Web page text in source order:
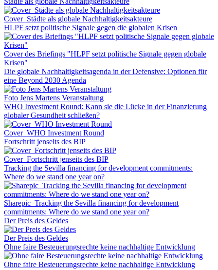
Cover_Städte als globale Nachhaltigkeitsakteure
HLPF setzt politische Signale gegen die globalen Krisen
Cover des Briefings "HLPF setzt politische Signale gegen globale
Krisen"
Die globale Nachhaltigkeitsagenda in der Defensive: Optionen für
eine Beyond 2030 Agenda
Foto Jens Martens Veranstaltung
WHO Investment Round: Kann sie die Lücke in der Finanzierung
globaler Gesundheit schließen?
Cover_WHO Investment Round
Fortschritt jenseits des BIP
Cover_Fortschritt jenseits des BIP
Tracking the Sevilla financing for development commitments:
Where do we stand one year on?
Sharepic_Tracking the Sevilla financing for development
commitments: Where do we stand one year on?
Der Preis des Geldes
Der Preis des Geldes
Ohne faire Besteuerungsrechte keine nachhaltige Entwicklung
Ohne faire Besteuerungsrechte keine nachhaltige Entwicklung